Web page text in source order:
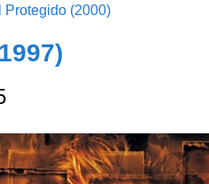
Protegido (2000)